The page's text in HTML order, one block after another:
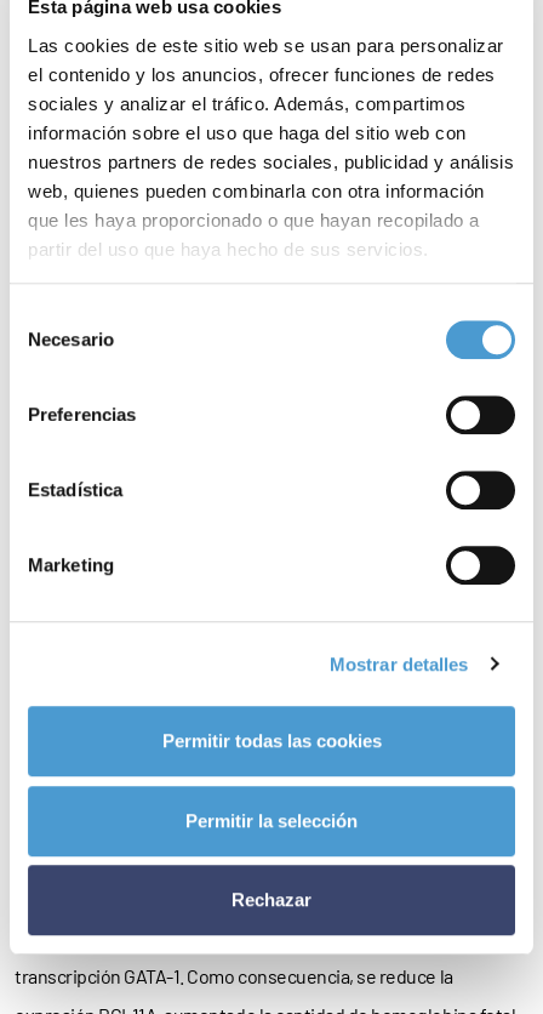
Esta página web usa cookies
Las cookies de este sitio web se usan para personalizar
el contenido y los anuncios, ofrecer funciones de redes
sociales y analizar el tráfico. Además, compartimos
información sobre el uso que haga del sitio web con
nuestros partners de redes sociales, publicidad y análisis
web, quienes pueden combinarla con otra información
que les haya proporcionado o que hayan recopilado a
partir del uso que haya hecho de sus servicios.
de cookies
Necesario
Preferencias
Estadística
Marketing
Mostrar detalles
Permitir todas las cookies
Permitir la selección
Rechazar
doctora.
“En España, está aprobado luspatercept para el tratamiento de la
beta talasemia dependiente de transfusión», añade. No
obstante, hoy en día,
talasemia dependiente de transfusión continúa siendo el
. “Las mejores
respuestas al trasplante se obtienen en niños menores de 16
años, sin sobrecarga férrica y con un donante HLA idéntico. Sin
embargo, dado el escaso número de donantes familiares
compatibles y las complicaciones asociadas al trasplante, sólo se
La llegada de la terapia génica
Esta terapia consiste en la infusión de células del propio
paciente, modificadas genéticamente mediante la técnica
CRIS7Cas9, que rompe la unión del gen BCL11A con el factor de
transcripción GATA-1. Como consecuencia, se reduce la